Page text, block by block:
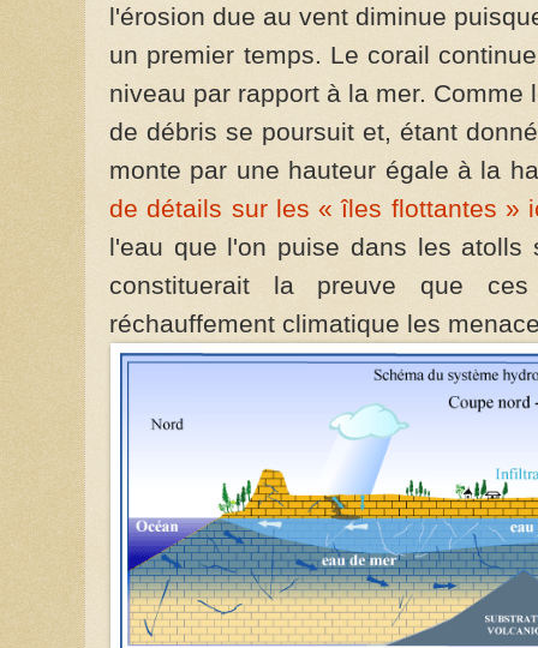
l'érosion due au vent diminue
un premier temps. Le corail
niveau par rapport à la mer.
de débris se poursuit et, étant
monte par une hauteur égale à la
de détails sur les « îles flottantes »
l'eau que l'on puise dans les
constituerait la preuve que
réchauffement climatique les